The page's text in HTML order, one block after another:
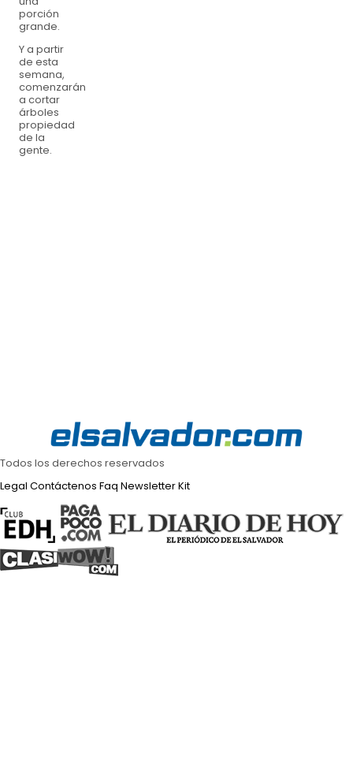
porción
grande.
Y a partir
de esta
semana,
comenzarán
a cortar
árboles
propiedad
de la
gente.
Todos los derechos reservados
Legal Contáctenos Faq NewsletterKit